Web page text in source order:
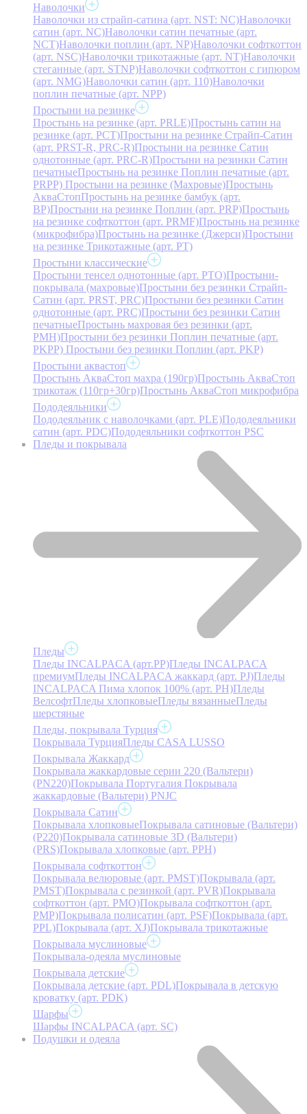
Наволочки
Наволочки из страйп-сатина (арт. NST: NC)Наволочки
сатин (арт. NC)Наволочки сатин печатные (арт.
NCT)Наволочки поплин (арт. NP)Наволочки софткоттон
(арт. NSC)Наволочки трикотажные (арт. NT)Наволочки
стеганные (арт. STNP)Наволочки софткоттон с гипюром
(арт. NMG)Наволочки сатин (арт. 110)Наволочки
поплин печатные (арт. NPP)
Простыни на резинке
Простынь на резинке (арт. PRLE)Простынь сатин на
резинке (арт. PCT)Простыни на резинке Страйп-Сатин
(арт. PRST-R, PRC-R)Простыни на резинке Сатин
однотонные (арт. PRC-R)Простыни на резинки Сатин
печатныеПростынь на резинке Поплин печатные (арт.
PRPP) Простыни на резинке (Махровые)Простынь
АкваСтопПростынь на резинке бамбук (арт.
BP)Простыни на резинке Поплин (арт. PRP)Простынь
на резинке софткоттон (арт. PRMF)Простынь на резинке
(микрофибра)Простынь на резинке (Джерси)Простыни
на резинке Трикотажные (арт. РТ)
Простыни классические
Простыни тенсел однотонные (арт. PTO)Простыни-
покрывала (махровые)Простыни без резинки Страйп-
Сатин (арт. PRST, PRC)Простыни без резинки Сатин
однотонные (арт. PRC)Простыни без резинки Сатин
печатныеПростынь махровая без резинки (арт.
PMH)Простыни без резинки Поплин печатные (арт.
PKPP) Простыни без резинки Поплин (арт. PKP)
Простыни аквастоп
Простынь АкваСтоп махра (190гр)Простынь АкваСтоп
трикотаж (110гр+30гр)Простынь АкваСтоп микрофибра
Пододеяльники
Пододеяльник с наволочками (арт. PLE)Пододеяльники
сатин (арт. PDC)Пододеяльники софткоттон PSC
Пледы и покрывала
Пледы
Пледы INCALPACA (арт.PP)Пледы INCALPACA
премиумПледы INCALPACA жаккард (арт. PJ)Пледы
INCALPACA Пима хлопок 100% (арт. PH)Пледы
ВелсофтПледы хлопковыеПледы вязанныеПледы
шерстяные
Пледы, покрывала Турция
Покрывала ТурцияПледы CASA LUSSO
Покрывала Жаккард
Покрывала жаккардовые серии 220 (Вальтери)
(PN220)Покрывала Португалия Покрывала
жаккардовые (Вальтери) PNJC
Покрывала Сатин
Покрывала хлопковыеПокрывала сатиновые (Вальтери)
(P220)Покрывала сатиновые 3D (Вальтери)
(PRS)Покрывала хлопковые (арт. PPH)
Покрывала софткоттон
Покрывала велюровые (арт. PMST)Покрывала (арт.
PMST)Покрывала с резинкой (арт. PVR)Покрывала
софткоттон (арт. PMO)Покрывала софткоттон (арт.
PMP)Покрывала полисатин (арт. PSF)Покрывала (арт.
PPL)Покрывала (арт. XJ)Покрывала трикотажные
Покрывала муслиновые
Покрывала-одеяла муслиновые
Покрывала детские
Покрывала детские (арт. PDL)Покрывала в детскую
кроватку (арт. PDK)
Шарфы
Шарфы INCALPACA (арт. SC)
Подушки и одеяла